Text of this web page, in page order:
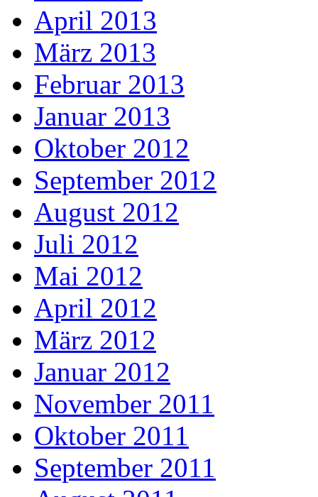
April 2013
März 2013
Februar 2013
Januar 2013
Oktober 2012
September 2012
August 2012
Juli 2012
Mai 2012
April 2012
März 2012
Januar 2012
November 2011
Oktober 2011
September 2011